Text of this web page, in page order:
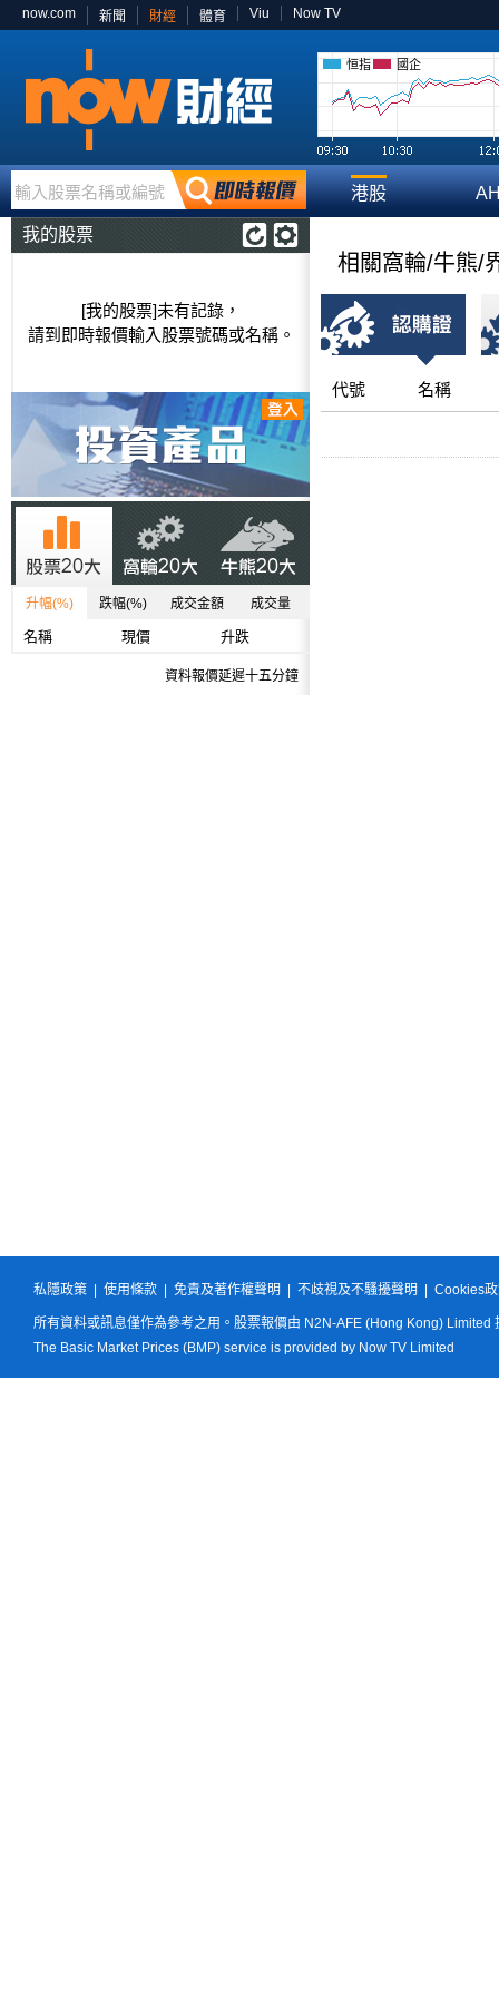
now.com 新聞 財經 體育 Viu Now TV
恒指 國企
輸入股票名稱或編號 港股
我的股票
[我的股票]未有記錄，
請到即時報價輸入股票號碼或名稱。
升幅(%) 跌幅(%) 成交金額 成交量
名稱 現價 升跌
資料報價延遲十五分鐘
相關窩輪/牛熊/
代號 名稱
私隱政策 使用條款 免責及著作權聲明 不歧視及不騷擾聲明 Cookies
所有資料或訊息僅作為參考之用。股票報價由 N2N-AFE (Hong Kong) Limited
The Basic Market Prices (BMP) service is provided by Now TV Limited